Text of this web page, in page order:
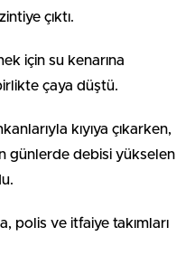
çıktı.
için su kenarına
çaya düştü.
kıyıya çıkarken,
günlerde debisi yükselen
polis ve itfaiye takımları